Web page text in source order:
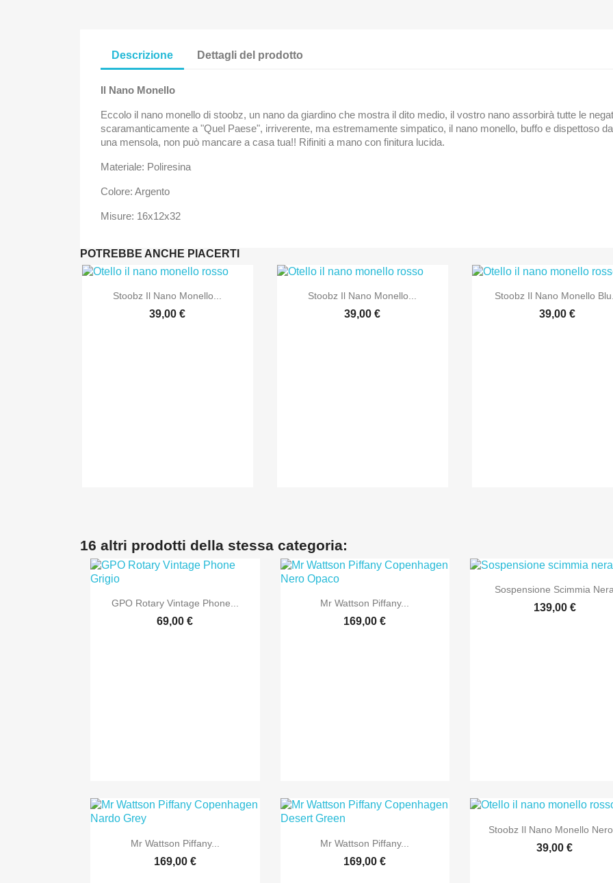
Descrizione Dettagli del prodotto
Il Nano Monello
Eccolo il nano monello di stoobz, un nano da giardino che mostra il dito medio, il vostro nano assorbirà tutte le
scaramanticamente a "Quel Paese", irriverente, ma estremamente simpatico, il nano monello, buffo e dispettoso
una mensola, non può mancare a casa tua!! Rifiniti a mano con finitura lucida.
Materiale: Poliresina
Colore: Argento
Misure: 16x12x32
POTREBBE ANCHE PIACERTI
 Anteprima
Stoobz Il Nano Monello...
39,00 €
 Anteprima
Stoobz Il Nano Monello...
39,00 €
 Anteprima
Stoobz Il Nano Monello
39,00 €
16 altri prodotti della stessa categoria:
 Anteprima
GPO Rotary Vintage Phone...
69,00 €
 Anteprima
Mr Wattson Piffany...
169,00 €
 Anteprima
Sospensione Scimmia
139,00 €
 Anteprima
Mr Wattson Piffany...
169,00 €
 Anteprima
Mr Wattson Piffany...
169,00 €
 Anteprima
Stoobz Il Nano Monello
39,00 €